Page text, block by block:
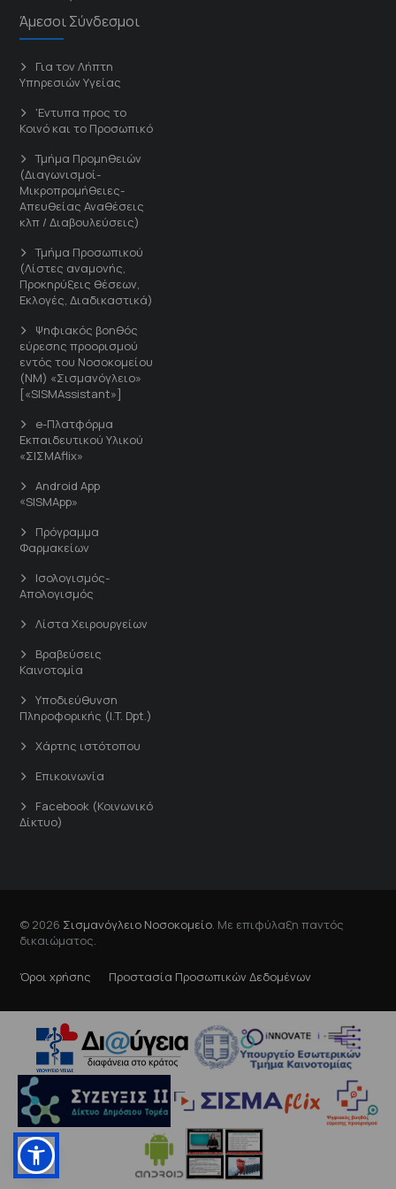
Άμεσοι Σύνδεσμοι
Για τον Λήπτη
Υπηρεσιών Υγείας
'Εντυπα προς το
Κοινό και το Προσωπικό
Τμήμα Προμηθειών
(Διαγωνισμοί-
Μικροπρομήθειες-
Απευθείας Αναθέσεις
κλπ / Διαβουλεύσεις)
Τμήμα Προσωπικού
(Λίστες αναμονής,
Προκηρύξεις θέσεων,
Εκλογές, Διαδικαστικά)
Ψηφιακός βοηθός
εύρεσης προορισμού
εντός του Νοσοκομείου
(ΝΜ) «Σισμανόγλειο»
[«SISMAssistant»]
e-Πλατφόρμα
Εκπαιδευτικού Υλικού
«ΣΙΣΜΑflix»
Android App
«SISMApp»
Πρόγραμμα
Φαρμακείων
Ισολογισμός-
Απολογισμός
Λίστα Χειρουργείων
Βραβεύσεις
Καινοτομία
Υποδιεύθυνση
Πληροφορικής (I.T. Dpt.)
Χάρτης ιστότοπου
Επικοινωνία
Facebook (Κοινωνικό
Δίκτυο)
© 2026 Σισμανόγλειο Νοσοκομείο . Με επιφύλαξη παντός
δικαιώματος.
Όροι χρήσης Προστασία Προσωπικών Δεδομένων